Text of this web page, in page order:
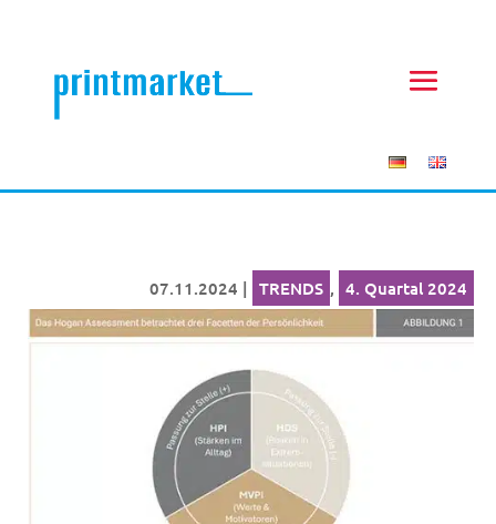
07.11.2024 | TRENDS , 4. Quartal 2024